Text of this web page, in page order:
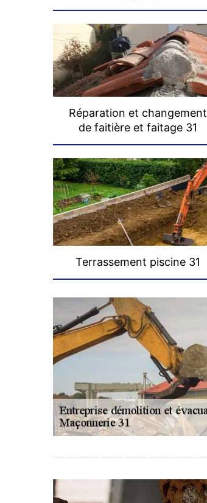
Réparation et changement
de faitière et faitage 31
Terrassement piscine 31